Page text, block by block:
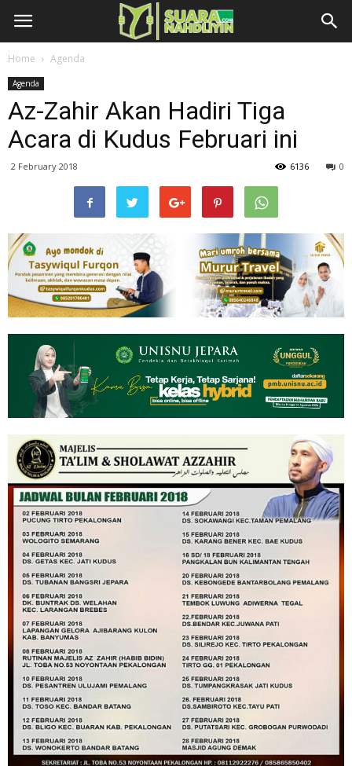
Home Agenda
Agenda
Az-Zahir Akan Hadiri Tiga
Acara di Kudus Februari ini
2 February 2018 0
6136